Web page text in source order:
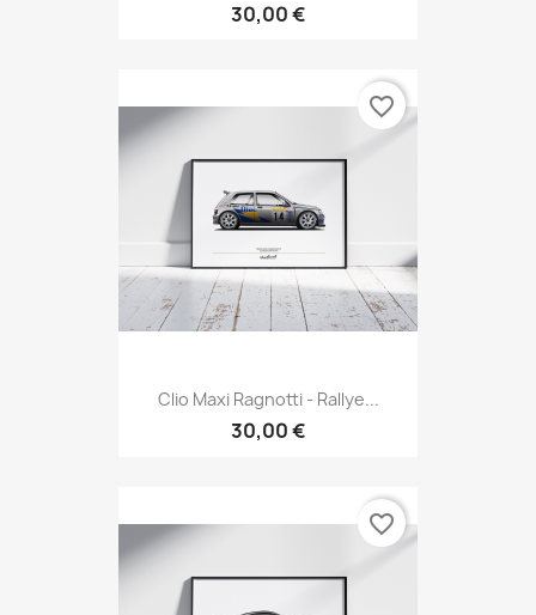
30,00 €
Clio Maxi Ragnotti - Rallye...
30,00 €
favorite_border
favorite_border